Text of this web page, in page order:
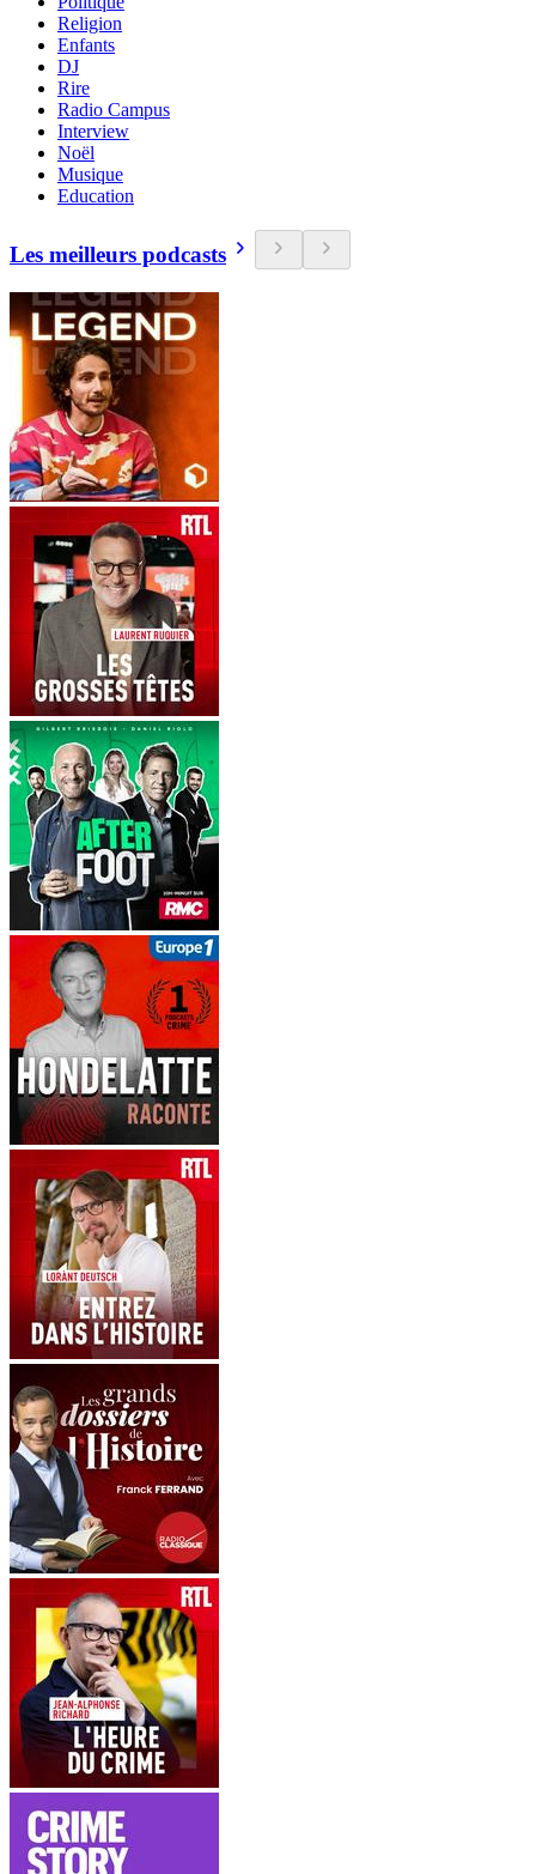
Religion
Enfants
DJ
Rire
Radio Campus
Interview
Noël
Musique
Education
Les meilleurs podcasts